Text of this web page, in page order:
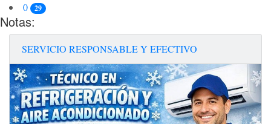
0 29
Notas:
SERVICIO RESPONSABLE Y EFECTIVO